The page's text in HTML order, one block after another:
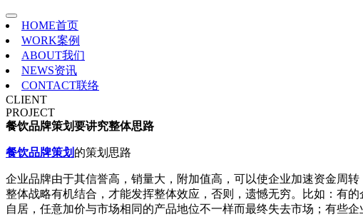
HOME首页
WORK案例
ABOUT我们
NEWS资讯
CONTACT联络
CLIENT
PROJECT
餐饮品牌策划要讲究整体思路
餐饮品牌策划 的策划思路
企业品牌由于其信誉高，销量大，附加值高，可以使企业加速资金周
整体战略有机结合，才能发挥整体效应，否则，遗憾无穷。比如：有
自居，任意加价与市场相同的产品地位不一样而最终失去市场；有些